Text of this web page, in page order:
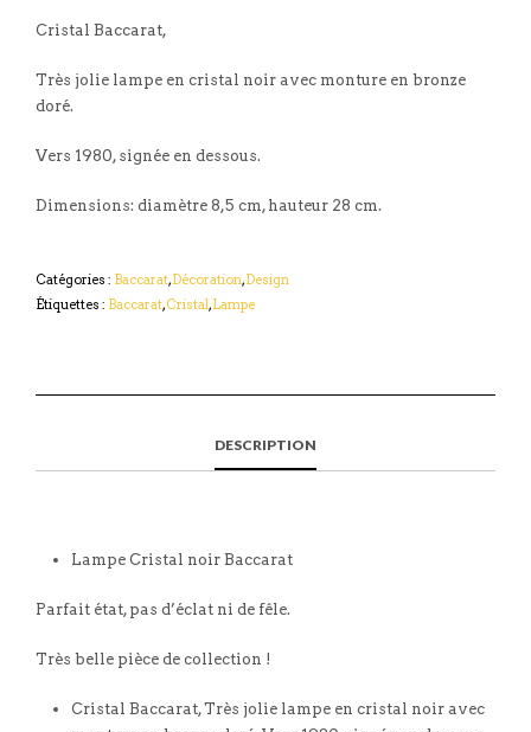
Cristal Baccarat,
Très jolie lampe en cristal noir avec monture en bronze
doré.
Vers 1980, signée en dessous.
Dimensions: diamètre 8,5 cm, hauteur 28 cm.
Catégories : Baccarat,Décoration,Design
Étiquettes : Baccarat,Cristal,Lampe
DESCRIPTION
Lampe Cristal noir Baccarat
Parfait état, pas d’éclat ni de fêle.
Très belle pièce de collection !
Cristal Baccarat, Très jolie lampe en cristal noir avec